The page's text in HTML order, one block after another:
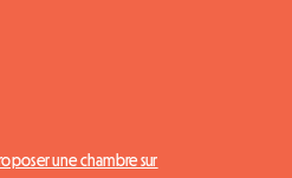
une chambre sur